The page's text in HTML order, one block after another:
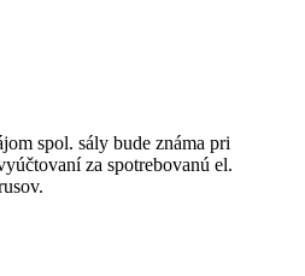
spol. sály bude známa pri
za spotrebovanú el.